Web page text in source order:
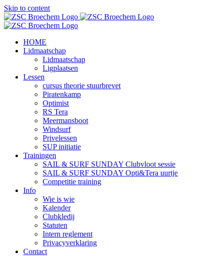
Skip to content
HOME
Lidmaatschap
Lidmaatschap
Ligplaatsen
Lessen
cursus theorie stuurbrevet
Piratenkamp
Optimist
RS Tera
Meermansboot
Windsurf
Privelessen
SUP initiatie
Trainingen
SAIL & SURF SUNDAY Clubvloot sessie
SAIL & SURF SUNDAY Opti&Tera uurtje
Competitie training
Info
Wie is wie
Kalender
Clubkledij
Statuten
Intern reglement
Privacyverklaring
Contact